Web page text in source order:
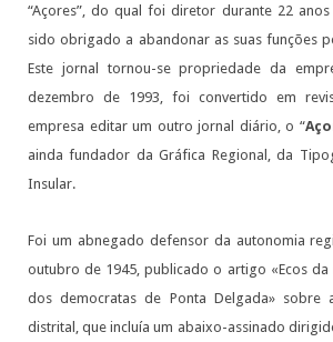
“Açores”, do qual foi diretor durante 22
sido obrigado a abandonar as suas funções
Este jornal tornou-se propriedade da
dezembro de 1993, foi convertido em
empresa editar um outro jornal diário, o “
ainda fundador da Gráfica Regional, da
Insular.
Foi um abnegado defensor da autonomia
outubro de 1945, publicado o artigo «Ecos da
dos democratas de Ponta Delgada» sobre
distrital, que incluía um abaixo-assinado